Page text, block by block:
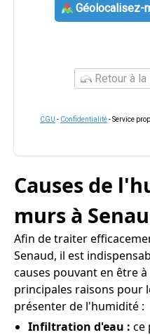
Géolocalisez-
Retour à
CGU - Confidentialité- Service
Causes de
murs à
Afin de traiter
Senaud, il est
causes pouvant en être
principales raisons pour
présenter de l'humidité :
Infiltration d'eau : ce